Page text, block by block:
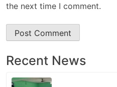
the next time I comment.
Recent News